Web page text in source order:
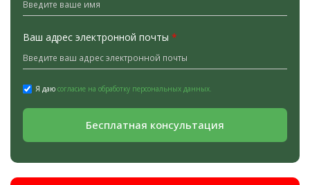
Ваш адрес электронной почты *
Я даю согласие на обработку персональных данных.
Бесплатная консультация